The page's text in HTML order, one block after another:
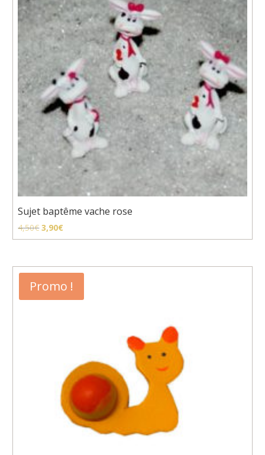
Sujet baptême vache rose
4,50€Le
prix
était :
4,50€.
3,90€Le
prix
est :
3,90€.
Promo !